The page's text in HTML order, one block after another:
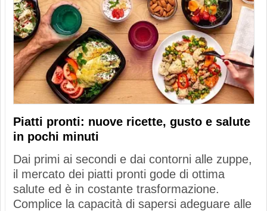
Piatti pronti: nuove ricette, gusto e salute
in pochi minuti
Dai primi ai secondi e dai contorni alle zuppe,
il mercato dei piatti pronti gode di ottima
salute ed è in costante trasformazione.
Complice la capacità di sapersi adeguare alle